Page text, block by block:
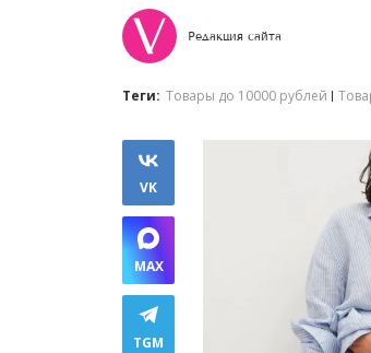
Редакция сайта
Теги: Товары до 10000 рублей
VK
MAX
TGM